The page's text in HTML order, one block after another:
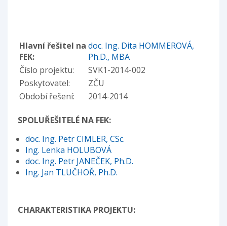
Hlavní řešitel na
FEK:
doc. Ing. Dita HOMMEROVÁ,
Ph.D., MBA
Číslo projektu:
SVK1-2014-002
Poskytovatel:
ZČU
Období řešení:
2014-2014
SPOLUŘEŠITELÉ NA FEK:
doc. Ing. Petr CIMLER, CSc.
Ing. Lenka HOLUBOVÁ
doc. Ing. Petr JANEČEK, Ph.D.
Ing. Jan TLUČHOŘ, Ph.D.
CHARAKTERISTIKA PROJEKTU: